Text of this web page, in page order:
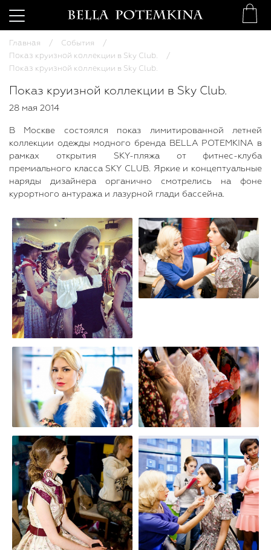
Главная
События
Показ круизной коллекции в Sky Club.
Показ круизной коллекции в Sky Club.
Показ круизной коллекции в Sky Club.
28 мая 2014
В Москве состоялся показ лимитированной летней
коллекции одежды модного бренда BELLA POTEMKINA в
рамках открытия SKY-пляжа от фитнес-клуба
премиального класса SKY CLUB. Яркие и концептуальные
наряды дизайнера органично смотрелись на фоне
курортного антуража и лазурной глади бассейна.